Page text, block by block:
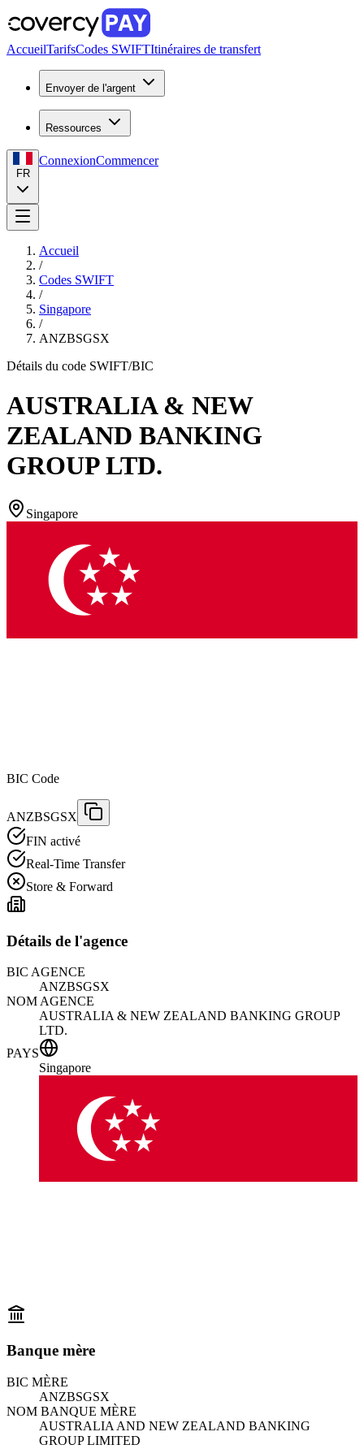
AccueilTarifsCodes SWIFTItinéraires de transfert
Envoyer de l'argent
Ressources
FR
ConnexionCommencer
Accueil
/
Codes SWIFT
/
Singapore
/
ANZBSGSX
Détails du code SWIFT/BIC
AUSTRALIA & NEW
ZEALAND BANKING
GROUP LTD.
Singapore
BIC Code
ANZBSGSX
FIN activé
Real-Time Transfer
Store & Forward
Détails de l'agence
BIC AGENCE
ANZBSGSX
NOM AGENCE
AUSTRALIA & NEW ZEALAND BANKING GROUP
LTD.
PAYS
Singapore
Banque mère
BIC MÈRE
ANZBSGSX
NOM BANQUE MÈRE
AUSTRALIA AND NEW ZEALAND BANKING
GROUP LIMITED